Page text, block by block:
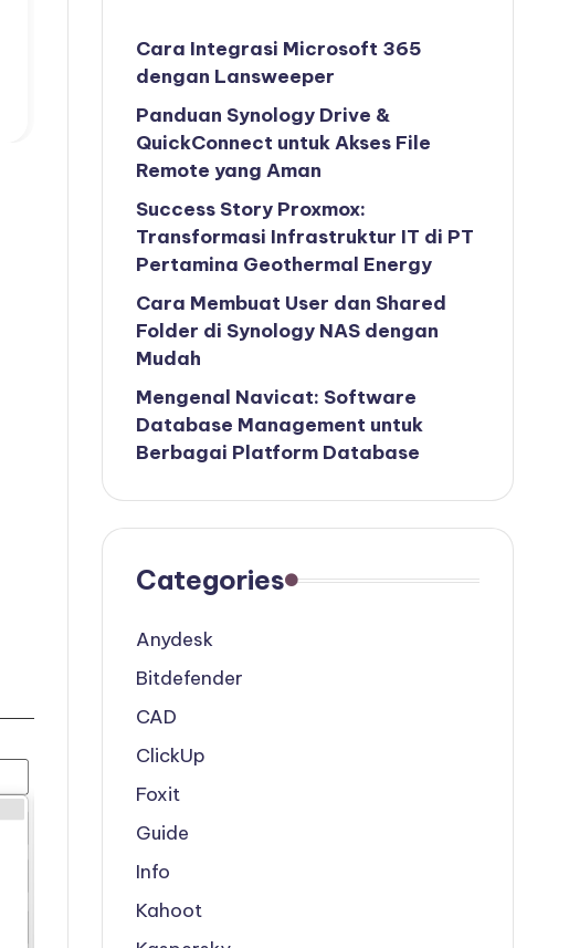
Cara Integrasi Microsoft 365
dengan Lansweeper
Panduan Synology Drive &
QuickConnect untuk Akses File
Remote yang Aman
Success Story Proxmox:
Transformasi Infrastruktur IT di PT
Pertamina Geothermal Energy
Cara Membuat User dan Shared
Folder di Synology NAS dengan
Mudah
Mengenal Navicat: Software
Database Management untuk
Berbagai Platform Database
Categories
Anydesk
Bitdefender
CAD
ClickUp
Foxit
Guide
Info
Kahoot